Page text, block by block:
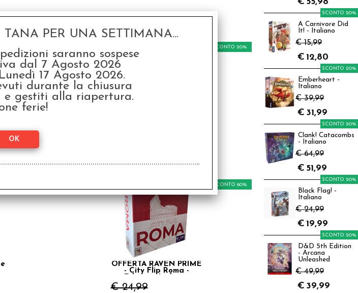
SCONTO 20%
€1,20
OFFERTA RAVEN PRIME
- City Flip Roma -
€ 24,99
SCONTO 60%
A Carnivore Did
It! - Italiano
€ 15,99
SCONTO 20%
€ 12,80
Emberheart -
Italiano
€ 39,99
SCONTO 20%
€ 31,99
Clank! Catacombs
- Italiano
€ 64,99
SCONTO 20%
€ 51,99
Black Flag! -
Italiano
€ 24,99
SCONTO 20%
€ 19,99
D&D 5th Edition
- Arcana
Unleashed
€ 49,99
SCONTO 20%
€ 39,99
PER UNA SETTIMANA...
saranno sospese
dal 7 Agosto 2026
17 Agosto 2026.
durante la chiusura
e gestiti alla riapertura.
ferie!